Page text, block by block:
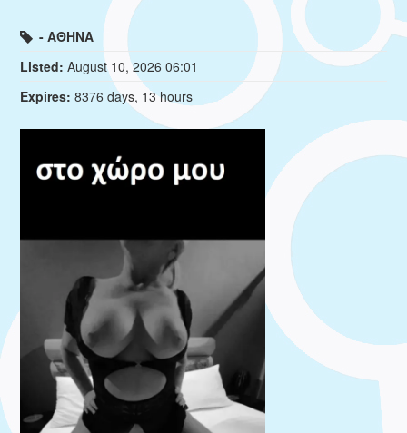
- ΑΘΗΝΑ
Listed: August 10, 2026 06:01
Expires: 8376 days, 13 hours